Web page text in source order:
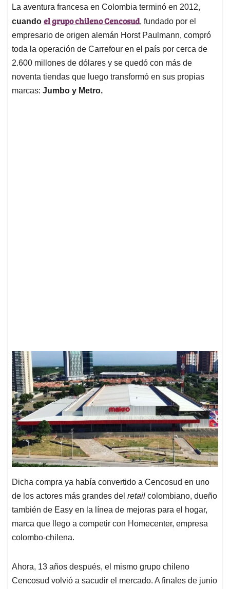
La aventura francesa en Colombia terminó en 2012,
cuando el grupo chileno Cencosud, fundado por el
empresario de origen alemán Horst Paulmann, compró
toda la operación de Carrefour en el país por cerca de
2.600 millones de dólares y se quedó con más de
noventa tiendas que luego transformó en sus propias
marcas: Jumbo y Metro.
Dicha compra ya había convertido a Cencosud en uno
de los actores más grandes del retail colombiano, dueño
también de Easy en la línea de mejoras para el hogar,
marca que llego a competir con Homecenter, empresa
colombo-chilena.
Ahora, 13 años después, el mismo grupo chileno
Cencosud volvió a sacudir el mercado. A finales de junio